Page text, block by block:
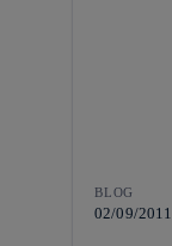
BLOG
02/09/2011